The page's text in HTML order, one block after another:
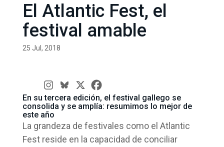
El Atlantic Fest, el
festival amable
25 Jul, 2018
En su tercera edición, el festival gallego se
consolida y se amplía: resumimos lo mejor de
este año
La grandeza de festivales como el Atlantic
Fest reside en la capacidad de conciliar